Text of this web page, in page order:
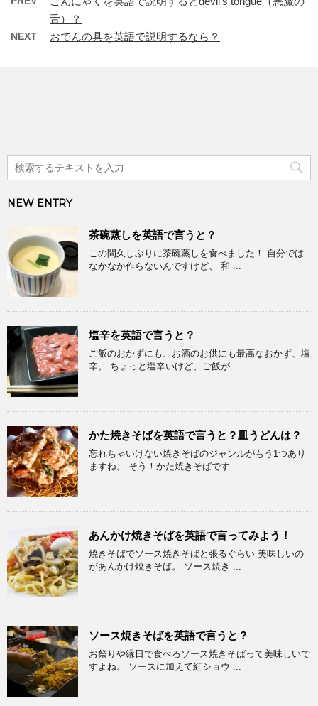
舌）？
NEXT おでんの具を英語で説明するなら？
NEW ENTRY
茶碗蒸しを英語で言うと？
この間久しぶりに茶碗蒸しを食べました！ 自分では
なかなか作らないんですけど、 和 ...
塩辛を英語で言うと？
ご飯のおかずにも、お酒のお供にも最高なおかず、塩
辛。 ちょっと塩辛いけど、ご飯が ...
かた焼きそばを英語で言うと？皿うどんは？
忘れちゃいけない焼きそばのジャンルがもう1つあり
ますね。 そう！かた焼きそばです ...
あんかけ焼きそばを英語で言ってみよう！
焼きそばでソース焼きそばと張るぐらい 美味しいの
があんかけ焼きそば。 ソース焼き ...
ソース焼きそばを英語で言うと？
お祭りや縁日で食べるソース焼きそばって美味しいで
すよね。 ソースに加えて紅ショウ ...